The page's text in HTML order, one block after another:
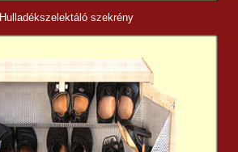
Hulladékszelektálószekrény